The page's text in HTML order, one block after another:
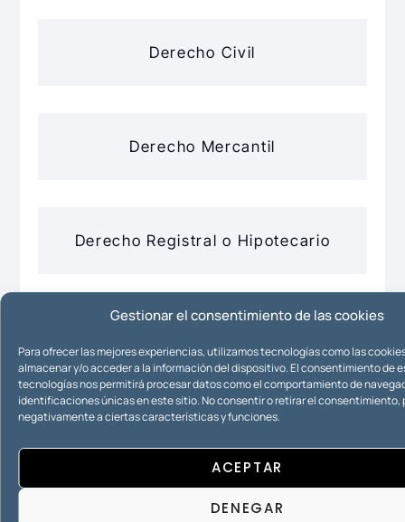
Gestionar el consentimiento de las cookies
Para ofrecer las mejores experiencias, utilizamos tecnologías como las
almacenar y/o acceder a la información del dispositivo. El consentimiento de
tecnologías nos permitirá procesar datos como el comportamiento de
identificaciones únicas en este sitio. No consentir o retirar el consentimiento,
negativamente a ciertas características y funciones.
ACEPTAR
DENEGAR
Derecho Civil
Derecho Mercantil
Derecho Registral o Hipotecario